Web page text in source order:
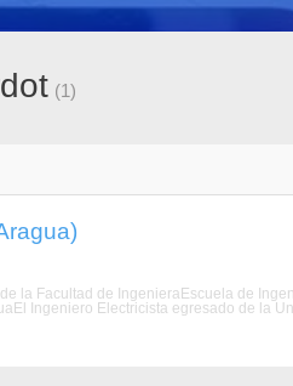
(1)
la Facultad de IngenieraEscuela de
Ingeniero Electricista egresado de la